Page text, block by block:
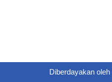
Diberdayakan oleh